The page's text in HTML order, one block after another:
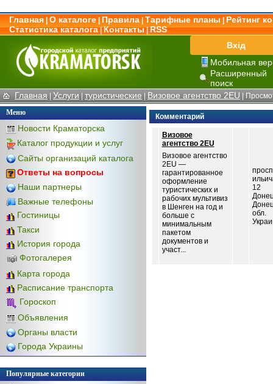
Главная О каталоге Правила Тарифные планы
Рейтинг
Статистика каталога|Контакты|RSS
Вхід
Мобильная
Расширенный
поиск
Главная | Услуги | туристические | Визовое агентство 2EU |
Меню
Новости Краматорска
Каталог продукции и услуг
Сайты организаций каталога
Ответы на вопросы
Наши партнеры
Важные телефоны
Гостиницы
Такси
История города
Фотогалерея
Карта города
Расписание транспорта
Гороскоп
Объявления
Органы власти
Города Украины
Популярные категории
Комментарий
Визовое
агентство 2EU
Визовое агентство
2EU —
гарантированное
оформление
туристических и
рабочих мультивиз
в Шенген на год и
больше с
минимальным
пакетом
документов и
участ...
12
обл.